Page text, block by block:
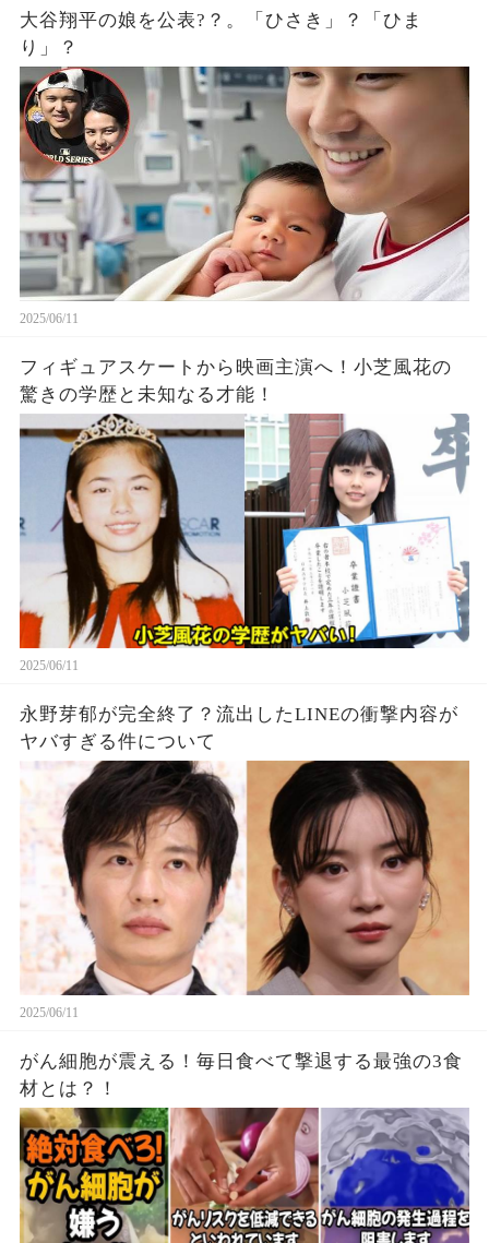
大谷翔平の娘を公表?？。「ひさき」？「ひま
り」？
2025/06/11
フィギュアスケートから映画主演へ！小芝風花の
驚きの学歴と未知なる才能！
2025/06/11
永野芽郁が完全終了？流出したLINEの衝撃内容が
ヤバすぎる件について
2025/06/11
がん細胞が震える！毎日食べて撃退する最強の3食
材とは？！